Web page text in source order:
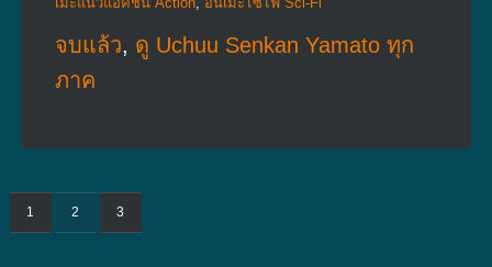
จบแล้ว, ดู Uchuu Senkan Yamato ทุก
ภาค
1 2 3